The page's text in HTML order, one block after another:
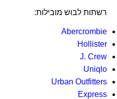
רשתות לבוש מובילות:
Abercrombie
Hollister
J. Crew
Uniqlo
Urban Outfitters
Express